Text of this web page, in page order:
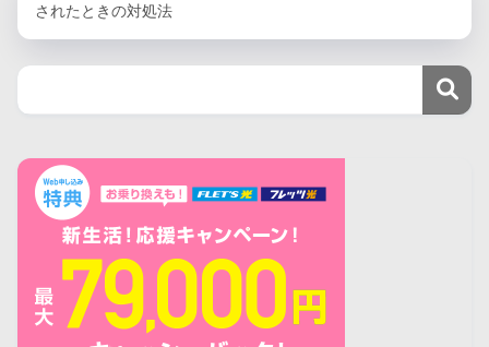
されたときの対処法